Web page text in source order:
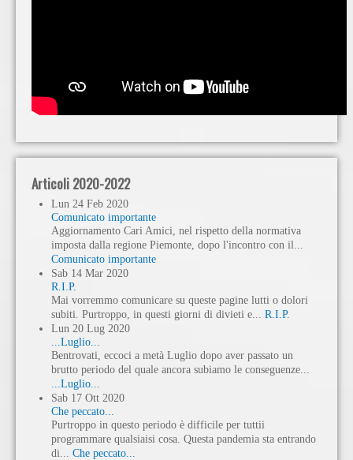
Articoli 2020-2022
Lun 24 Feb 2020
Comunicato importante
Aggiornamento Cari Amici, nel rispetto della normativa
imposta dalla regione Piemonte, dopo l'incontro con il...
Comunicato importante
Sab 14 Mar 2020
R.I.P.
Mai vorremmo comunicare su queste pagine lutti o dolori
subiti. Purtroppo, in questi giorni di divieti e... R.I.P.
Lun 20 Lug 2020
...Luglio...
Bentrovati, eccoci a metà Luglio dopo aver passato un
brutto periodo del quale ancora subiamo le conseguenze...
...Luglio...
Sab 17 Ott 2020
Che peccato...
Purtroppo in questo periodo è difficile per tuttii
programmare qualsiaisi cosa. Questa pandemia sta entrando
di... Che peccato...